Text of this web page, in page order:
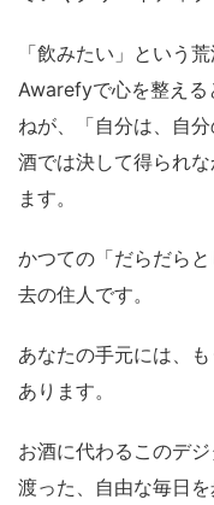
「飲みたい」という
Awarefyで心を整える
ねが、「自分は、自
酒では決して得られ
ます。
かつての「だらだら
去の住人です。
あなたの手元には、
あります。
お酒に代わるこのデ
渡った、自由な毎日を